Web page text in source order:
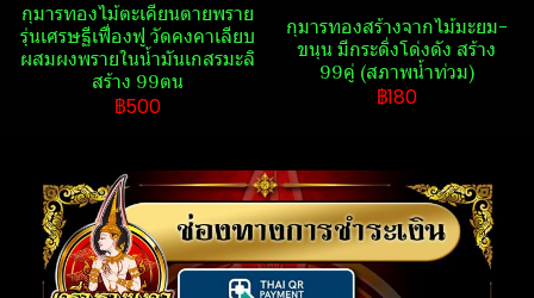
กุมารทองไม้ตะเคียนตายพราย
รุ่นเศรษฐีเฟื่องฟู วัดคงคาเลียบ
ผสมผงพรายในน้ำมันเกสรมะลิ
สร้าง 99ตน
฿500
กุมารทองสร้างจากไม้มะยม-
ขนุน มีกระดิ่งโด่งดัง สร้าง
99คู่ (สภาพน้ำท่วม)
฿180